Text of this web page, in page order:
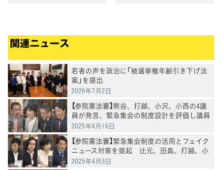
関連ニュース
若者の声を政治に「被選挙権年齢引き下げ法
案」を提出
2026年7月2日
【参院憲法審】熊谷、打越、小沢、小西の4議
員が発言、緊急集会の制度設計を評価し議員
任期延長改憲に反対
2025年4月16日
【参院憲法審】緊急集会制度の活用とフェイク
ニュース対策を提起 辻元、田島、打越、小
西の各議員が発言
2025年4月3日